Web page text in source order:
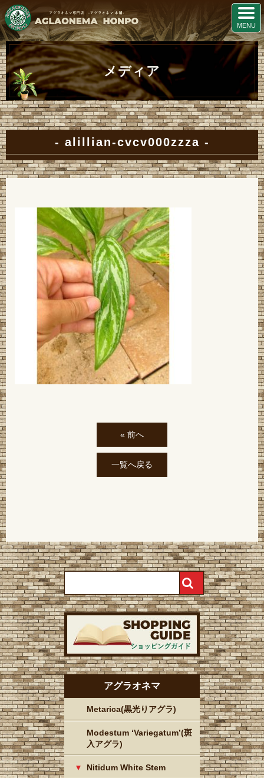
メディア
alillian-cvcv000zzza
« 前へ
一覧へ戻る
アグラオネマ
Metarica(黒光りアグラ)
Modestum ‘Variegatum’(斑
入アグラ)
Nitidum White Stem